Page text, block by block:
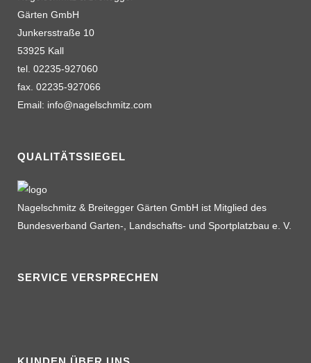
Gärten GmbH
Junkersstraße 10
53925 Kall
tel. 02235-927060
fax. 02235-927066
Email: info@nagelschmitz.com
QUALITÄTSSIEGEL
Nagelschmitz & Breitegger Gärten GmbH ist Mitglied des
Bundesverband Garten-, Landschafts- und Sportplatzbau e. V.
SERVICE VERSPRECHEN